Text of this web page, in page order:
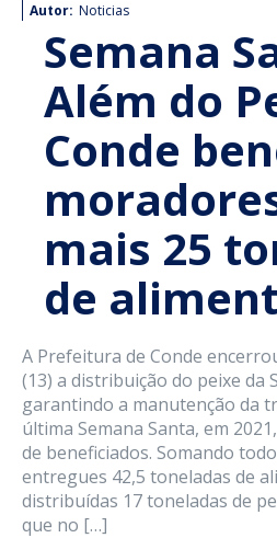
Autor: Noticias
Semana
Além do
Conde
mais 25
de
A Prefeitura de Conde
(13) a distribuição do peixe da
garantindo a manutenção da
última Semana Santa, em
de beneficiados. Somando
entregues 42,5 toneladas de
distribuídas 17 toneladas de
que no […]